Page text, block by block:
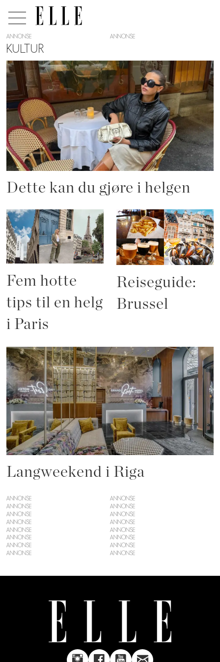
Tag:
langhelg
ANNONSE
KULTUR
Dette kan du gjøre i helgen
Fem hotte
tips til en helg
i Paris
Reiseguide:
Brussel
Langweekend i Riga
ANNONSE
ANNONSE
ANNONSE
ANNONSE
ANNONSE
ANNONSE
ANNONSE
ANNONSE